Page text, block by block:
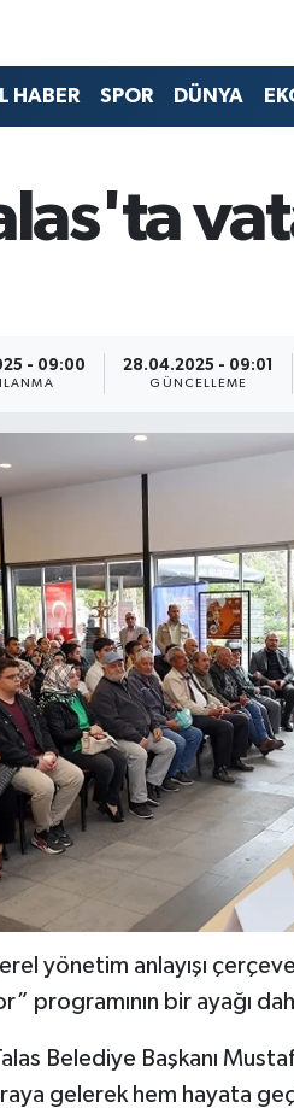
HABER SPOR DÜNYA
- 09:00 28.04.2025 - 09:01
GÜNCELLEME
yönetim anlayışı
programının bir ayağı
Belediye Başkanı
gelerek hem hayata